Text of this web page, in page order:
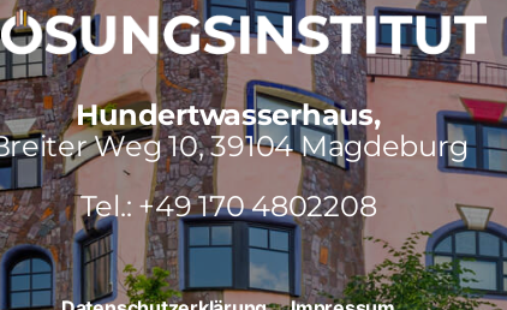
Hundertwasserhaus,
Weg 10, 39104 Magdeburg
Tel.: +49 170 4802208